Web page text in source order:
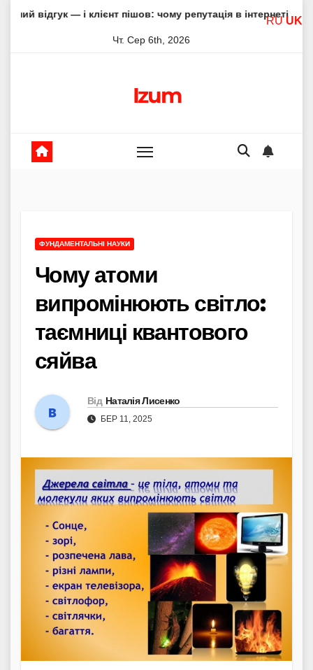
— і клієнт пішов: чому репутація в інтернеті вирішує все
Чт. Сер 6th, 2026
Izum
ФУНДАМЕНТАЛЬНІ НАУКИ
Чому атоми
випромінюють світло:
таємниці квантового
сяйва
Від Наталія Лисенко
БЕР 11, 2025
RU UK